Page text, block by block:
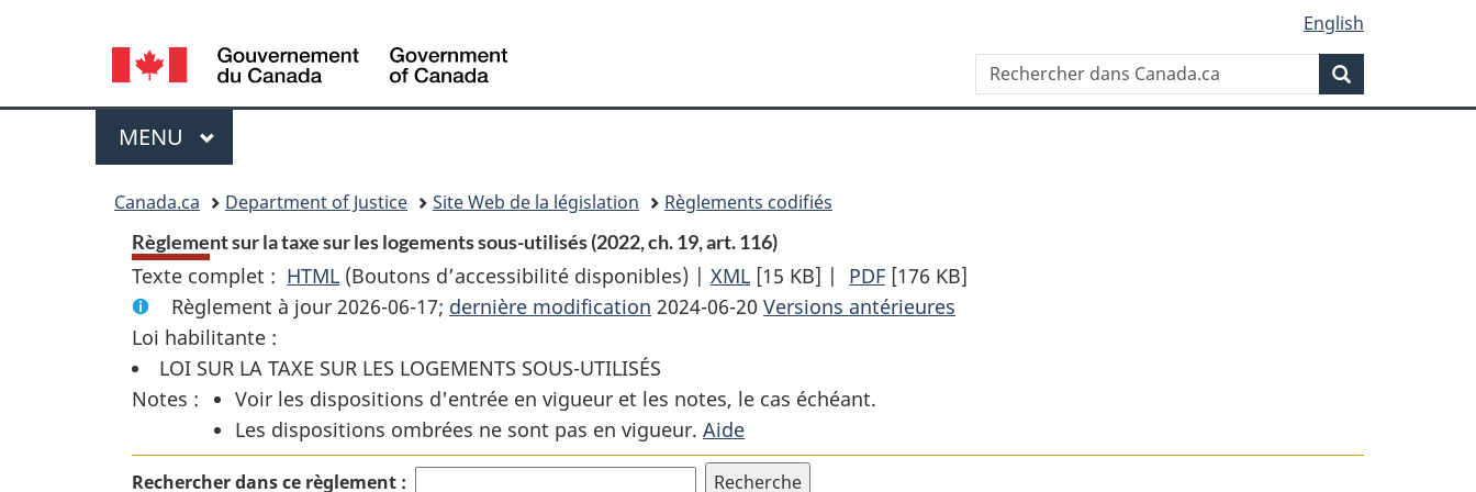
principal
À
site
version
Language
selection
English
Rechercher
dans
Canada.ca
Menu
MENU PRINCIPAL
Canada.ca Department of Justice Site Web de la législation
Règlements codifiés
Règlement sur la taxe sur les logements sous-utilisés (2022, ch. 19, art. 116)
Texte complet : HTML Texte
complet
Règlement
sur
la
taxe
(Boutons d’accessibilité disponibles) | XML Texte
complet
sur
taxe
[15 KB] | PDF Texte
complet
taxe
[176 KB]
Règlement à jour 2026-06-17; dernière modification 2024-06-20 Versions antérieures
Loi habilitante :
LOI SUR LA TAXE SUR LES LOGEMENTS SOUS-UTILISÉS
Notes :
Voir les dispositions d'entrée en vigueur et les notes, le cas échéant.
Les dispositions ombrées ne sont pas en vigueur. Aide
Rechercher dans ce règlement :